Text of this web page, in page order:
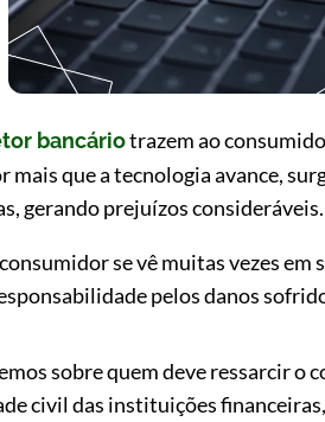
bancáriotrazem ao
que a tecnologia avance,
gerando prejuízos consideráveis.
se vê muitas vezes
pelos danos
sobre quem deve ressarcir o
civil das instituições